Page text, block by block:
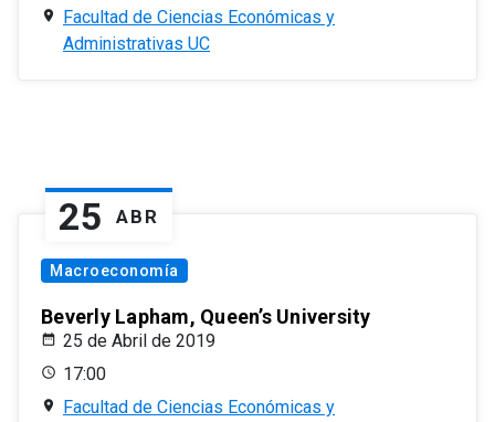
Facultad de Ciencias Económicas y
Administrativas UC
25 ABR
Macroeconomía
Beverly Lapham, Queen’s University
25 de Abril de 2019
17:00
Facultad de Ciencias Económicas y